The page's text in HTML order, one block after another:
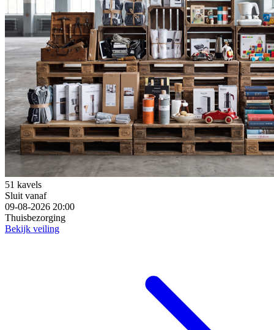
51 kavels
Sluit vanaf
09-08-2026 20:00
Thuisbezorging
Bekijk veiling